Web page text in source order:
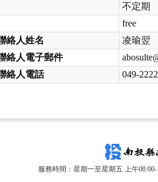
不定期
free
絡人姓名
凌瑜翌
絡人電子郵件
絡人電話
049-
服務時間：星期一至星期五 上午